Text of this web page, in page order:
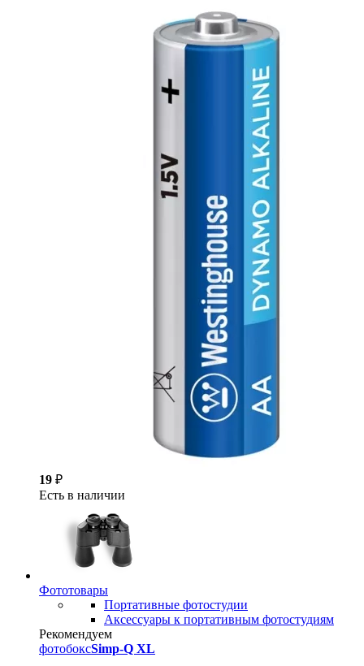
19 ₽
Есть в наличии
Фототовары
Портативные фотостудии
Аксессуары к портативным фотостудиям
Рекомендуем
фотобоксSimp-Q XL